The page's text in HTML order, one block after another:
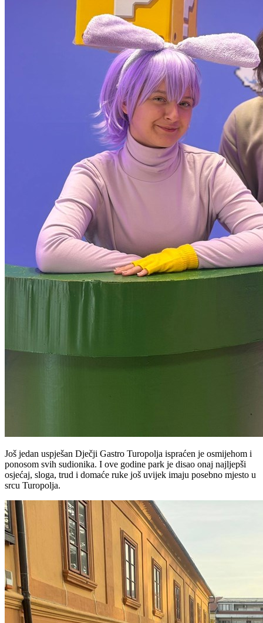
Još jedan uspješan Dječji Gastro Turopolja ispraćen je osmijehom i
ponosom svih sudionika. I ove godine park je disao onaj najljepši
osjećaj, sloga, trud i domaće ruke još uvijek imaju posebno mjesto u
srcu Turopolja.